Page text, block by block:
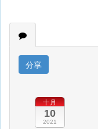
分享
十月
10
2021